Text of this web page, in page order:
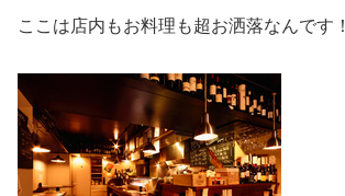
ここは店内もお料理も超お洒落なんです！